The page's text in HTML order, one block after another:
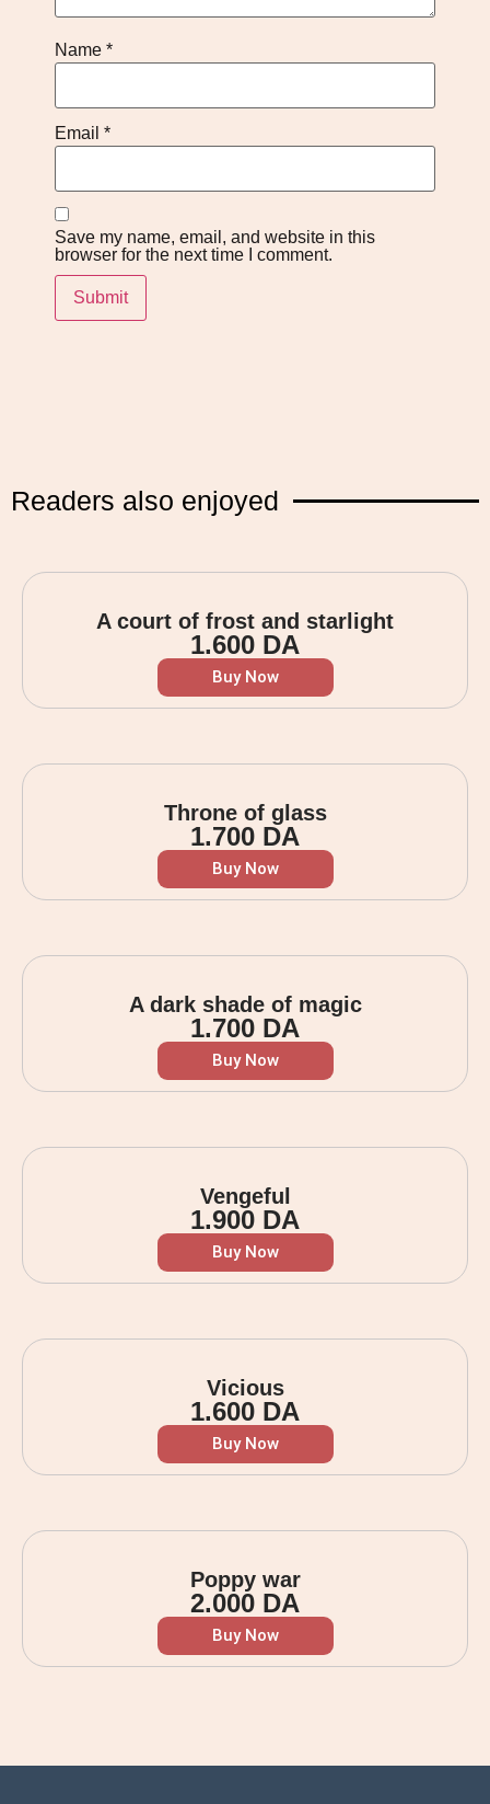
Name *
Email *
Save my name, email, and website in this
browser for the next time I comment.
Readers also enjoyed
A court of frost and starlight
1.600 DA
Buy Now
Throne of glass
1.700 DA
Buy Now
A dark shade of magic
1.700 DA
Buy Now
Vengeful
1.900 DA
Buy Now
Vicious
1.600 DA
Buy Now
Poppy war
2.000 DA
Buy Now